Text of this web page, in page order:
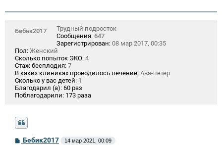
Бебик2017
Трудный подросток
Сообщения: 647
Зарегистрирован: 08 мар 2017, 00:35
Пол: Женский
Сколько попыток ЭКО: 4
Стаж бесплодия: 7
В каких клиниках проводилось лечение: Ава-петер
Сколько у вас детей: 1
Благодарил (а): 60 раз
Поблагодарили: 173 раза
СБебик2017 14 мар 2021, 00:09